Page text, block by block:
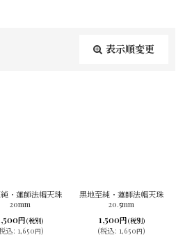
表示順変更
絞り込む
・蓮師法帽天珠
20mm
円(税別)
込: 1,650円)
黒地至純・蓮師法帽天珠
20.5mm
1,500円(税別)
(税込: 1,650円)